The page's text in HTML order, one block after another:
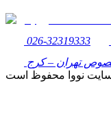
026-32319333